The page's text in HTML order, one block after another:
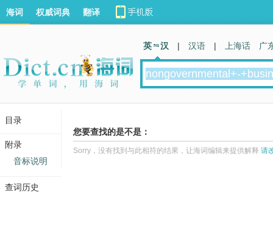
您要查找的是不是：
Sorry，没有找到与此相符的结果，让海词编辑来提供解释 请
海词 权威词典 翻译
英 汉 | 汉语 | 上海话 广
目录
附录
音标说明
查词历史